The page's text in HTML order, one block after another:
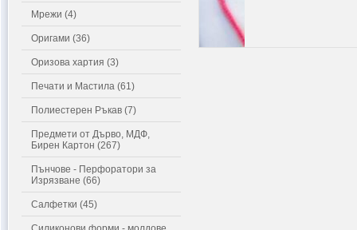
Мрежи (4)
Оригами (36)
Оризова хартия (3)
Печати и Мастила (61)
Полиестерен Ръкав (7)
Предмети от Дърво, МДФ,
Бирен Картон (267)
Пънчове - Перфоратори за
Изрязване (66)
Салфетки (45)